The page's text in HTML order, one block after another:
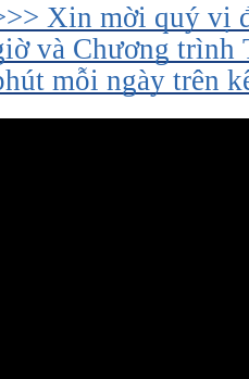
Xin mời quý vị
và Chương trình
mỗi ngày trên